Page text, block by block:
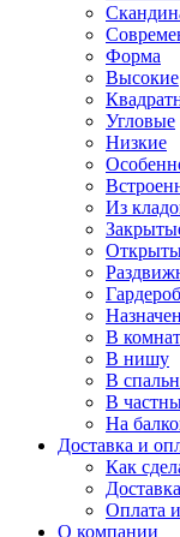
Форма
Высокие
Угловые
Низкие
Из
В
В нишу
В
В
На
Доставка и
Как
Доставка
Оплата
О компании